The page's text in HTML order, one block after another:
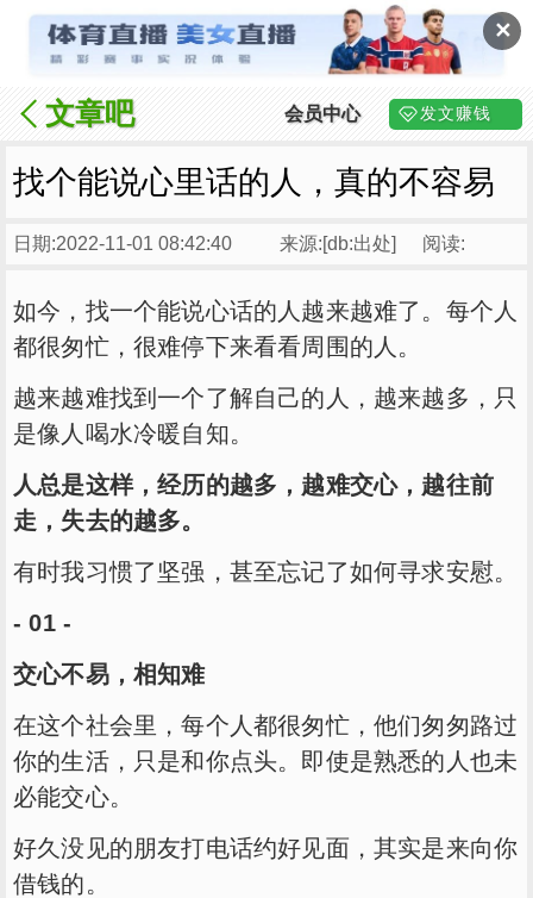
✕
文章吧 会员中心 发文赚钱
找个能说心里话的人，真的不容易
日期:2022-11-01 08:42:40 来源:[db:出处] 阅读:
如今，找一个能说心话的人越来越难了。每个人
都很匆忙，很难停下来看看周围的人。
越来越难找到一个了解自己的人，越来越多，只
是像人喝水冷暖自知。
人总是这样，经历的越多，越难交心，越往前
走，失去的越多。
有时我习惯了坚强，甚至忘记了如何寻求安慰。
- 01 -
交心不易，相知难
在这个社会里，每个人都很匆忙，他们匆匆路过
你的生活，只是和你点头。即使是熟悉的人也未
必能交心。
好久没见的朋友打电话约好见面，其实是来向你
借钱的。